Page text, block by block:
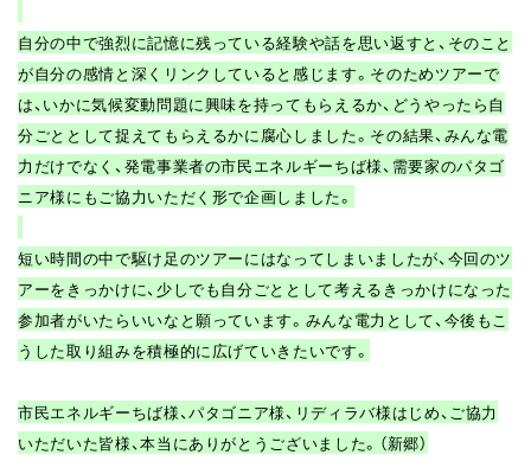
自分の中で強烈に記憶に残っている経験や話を思い返すと、そのこと
が自分の感情と深くリンクしていると感じます。そのためツアーで
は、いかに気候変動問題に興味を持ってもらえるか、どうやったら自
分ごととして捉えてもらえるかに腐心しました。その結果、みんな電
力だけでなく、発電事業者の市民エネルギーちば様、需要家のパタゴ
ニア様にもご協力いただく形で企画しました。
短い時間の中で駆け足のツアーにはなってしまいましたが、今回のツ
アーをきっかけに、少しでも自分ごととして考えるきっかけになった
参加者がいたらいいなと願っています。みんな電力として、今後もこ
うした取り組みを積極的に広げていきたいです。
市民エネルギーちば様、パタゴニア様、リディラバ様はじめ、ご協力
いただいた皆様、本当にありがとうございました。（新郷）